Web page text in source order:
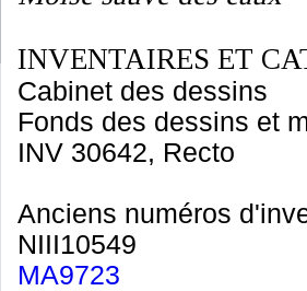
INVENTAIRES ET
Cabinet des dessins
Fonds des dessins et
INV 30642, Recto
Anciens numéros
NIII10549
MA9723